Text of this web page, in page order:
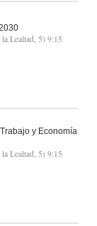
Lealtad, 5) 9:15
y Economía
Lealtad, 5) 9:15